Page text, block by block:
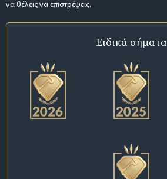
να θέλεις να επιστρέψεις.
Ειδικά σήματα